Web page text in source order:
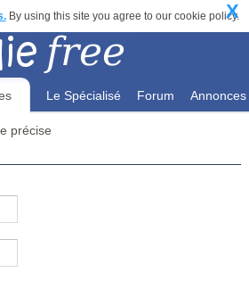
By using this site you agree to our cookie policy.
X
Le Spécialisé Forum Annonces
précise